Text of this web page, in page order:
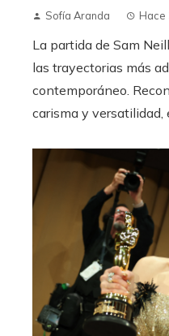
Sofía Aranda Hace
La partida de Sam
las trayectorias más
contemporáneo.
carisma y versatilidad,